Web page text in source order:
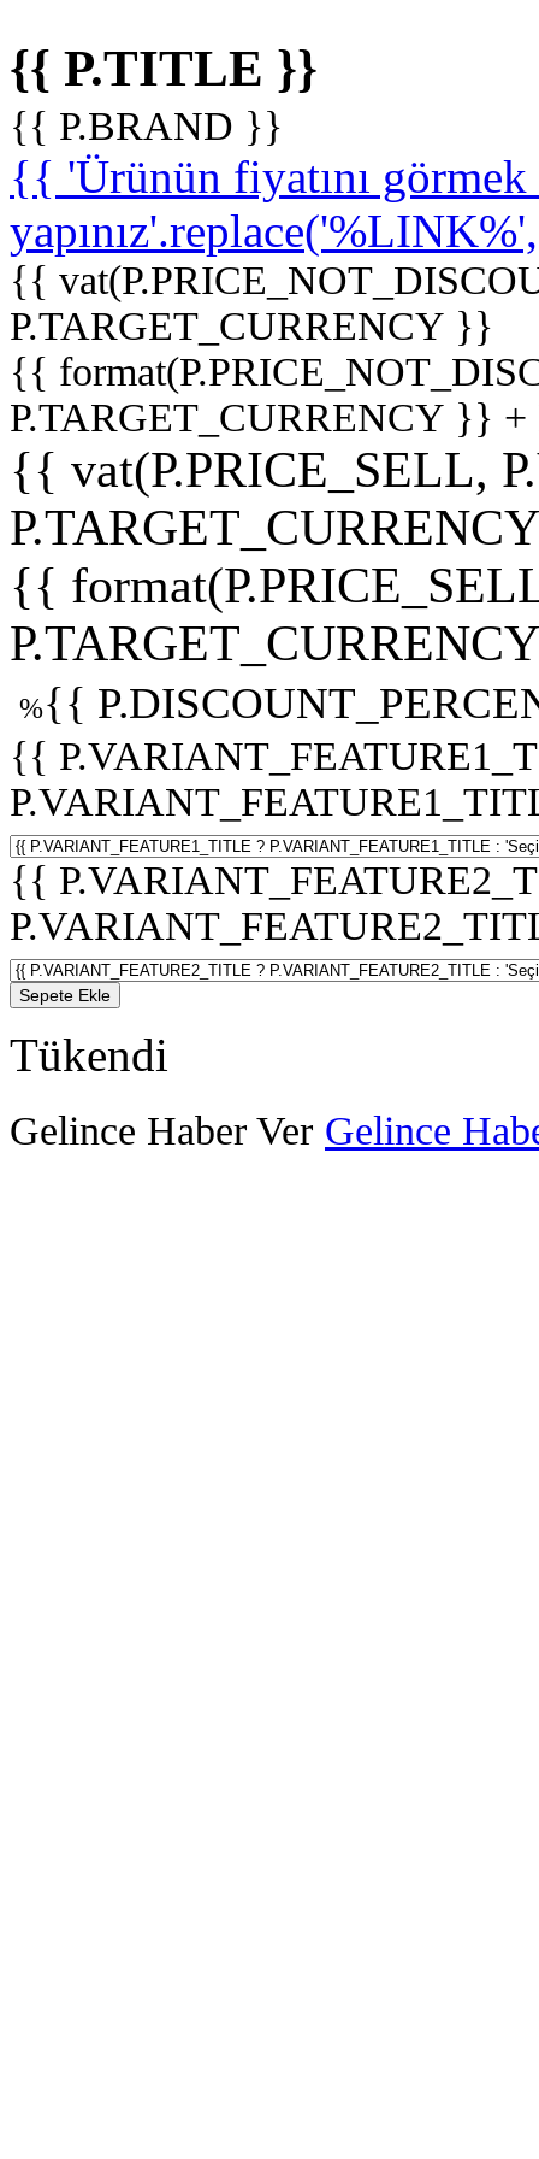
{{ P.TITLE }}
{{ P.BRAND }}
{{ 'Ürünün fiyatını
{{
P.TARGET_CURRENCY }}
{{
P.TARGET_CURRENCY }}
{{ vat(P.PRICE_SELL,
{{
%{{
{{
{{
Sepete Ekle
Tükendi
Gelince Haber Ver Gelince